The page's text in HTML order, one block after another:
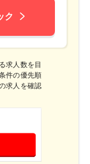
ク
求人数を目
件の優先順
求人を確認